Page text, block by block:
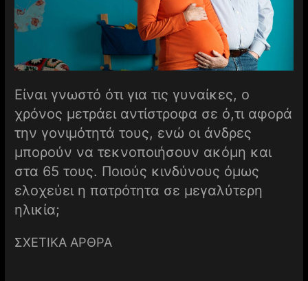
Είναι γνωστό ότι για τις γυναίκες, ο
χρόνος μετράει αντίστροφα σε ό,τι αφορά
την γονιμότητά τους, ενώ οι άνδρες
μπορούν να τεκνοποιήσουν ακόμη και
στα 65 τους. Ποιούς κινδύνους όμως
ελοχεύει η πατρότητα σε μεγαλύτερη
ηλικία;
ΣΧΕΤΙΚΑ ΑΡΘΡΑ